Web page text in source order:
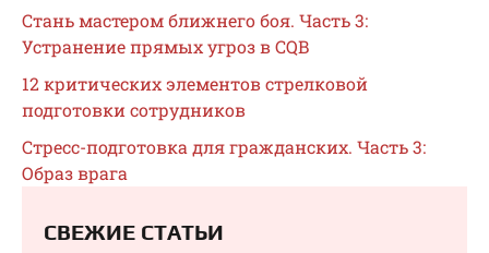
Стань мастером ближнего боя. Часть 3:
Устранение прямых угроз в CQB
12 критических элементов стрелковой
подготовки сотрудников
Стресс-подготовка для гражданских. Часть 3:
Образ врага
СВЕЖИЕ СТАТЬИ